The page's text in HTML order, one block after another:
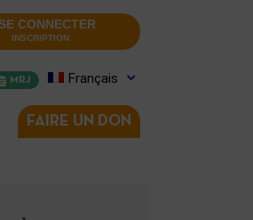
CONNECTER
INSCRIPTION
MRJ Français
FAIRE UN DON